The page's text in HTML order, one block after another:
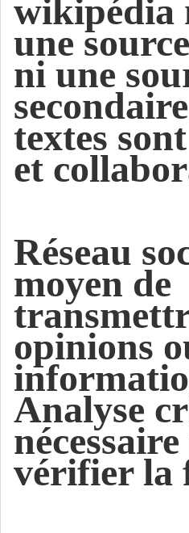
wikipédia
une
ni une
textes
et
Réseau
moyen de
opinions
Analyse
vérifier la